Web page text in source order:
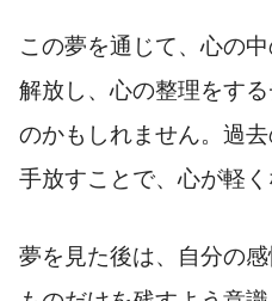
この夢を通じて、心の
解放し、心の整理をす
のかもしれません。過
手放すことで、心が軽く
夢を見た後は、自分の